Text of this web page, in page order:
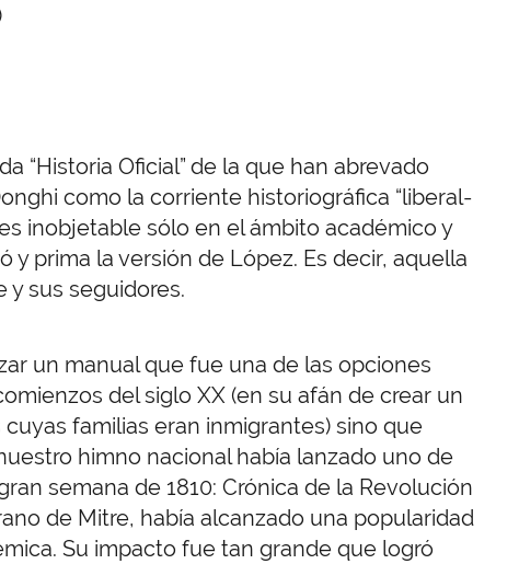
“Historia Oficial” de la que han abrevado
como la corriente historiográfica “liberal-
inobjetable sólo en el ámbito académico y
y prima la versión de López. Es decir, aquella
sus seguidores.
un manual que fue una de las opciones
del siglo XX (en su afán de crear un
familias eran inmigrantes) sino que
himno nacional había lanzado uno de
semana de 1810: Crónica de la Revolución
de Mitre, había alcanzado una popularidad
Su impacto fue tan grande que logró